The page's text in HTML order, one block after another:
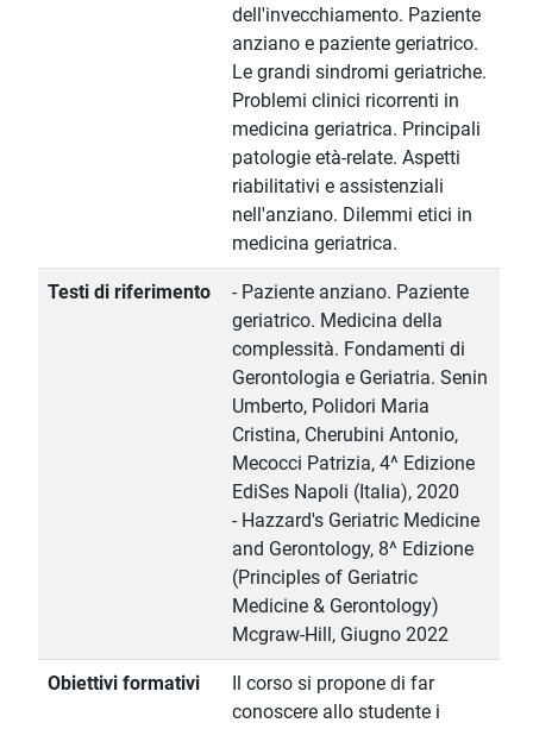
dell'invecchiamento. Paziente
anziano e paziente geriatrico.
Le grandi sindromi geriatriche.
Problemi clinici ricorrenti in
medicina geriatrica. Principali
patologie età-relate. Aspetti
riabilitativi e assistenziali
nell'anziano. Dilemmi etici in
medicina geriatrica.
Testi di riferimento
- Paziente anziano. Paziente
geriatrico. Medicina della
complessità. Fondamenti di
Gerontologia e Geriatria. Senin
Umberto, Polidori Maria
Cristina, Cherubini Antonio,
Mecocci Patrizia, 4^ Edizione
EdiSes Napoli (Italia), 2020
- Hazzard's Geriatric Medicine
and Gerontology, 8^ Edizione
(Principles of Geriatric
Medicine & Gerontology)
Mcgraw-Hill, Giugno 2022
Obiettivi formativi
Il corso si propone di far
conoscere allo studente i